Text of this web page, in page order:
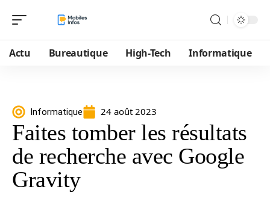
Actu Bureautique High-Tech Informatique
Informatique 24 août 2023
Faites tomber les résultats
de recherche avec Google
Gravity